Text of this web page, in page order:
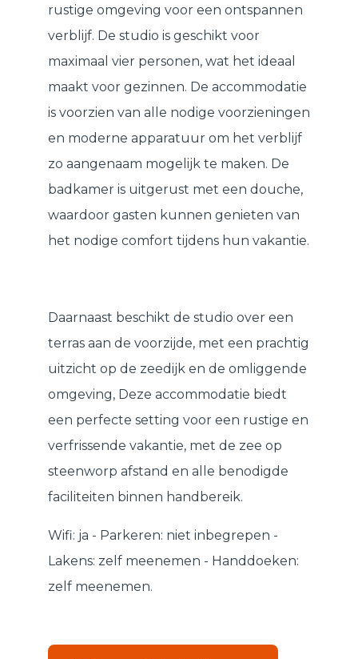
rustige omgeving voor een ontspannen
verblijf. De studio is geschikt voor
maximaal vier personen, wat het ideaal
maakt voor gezinnen. De accommodatie
is voorzien van alle nodige voorzieningen
en moderne apparatuur om het verblijf
zo aangenaam mogelijk te maken. De
badkamer is uitgerust met een douche,
waardoor gasten kunnen genieten van
het nodige comfort tijdens hun vakantie.
Daarnaast beschikt de studio over een
terras aan de voorzijde, met een prachtig
uitzicht op de zeedijk en de omliggende
omgeving, Deze accommodatie biedt
een perfecte setting voor een rustige en
verfrissende vakantie, met de zee op
steenworp afstand en alle benodigde
faciliteiten binnen handbereik.
Wifi: ja - Parkeren: niet inbegrepen -
Lakens: zelf meenemen - Handdoeken:
zelf meenemen.